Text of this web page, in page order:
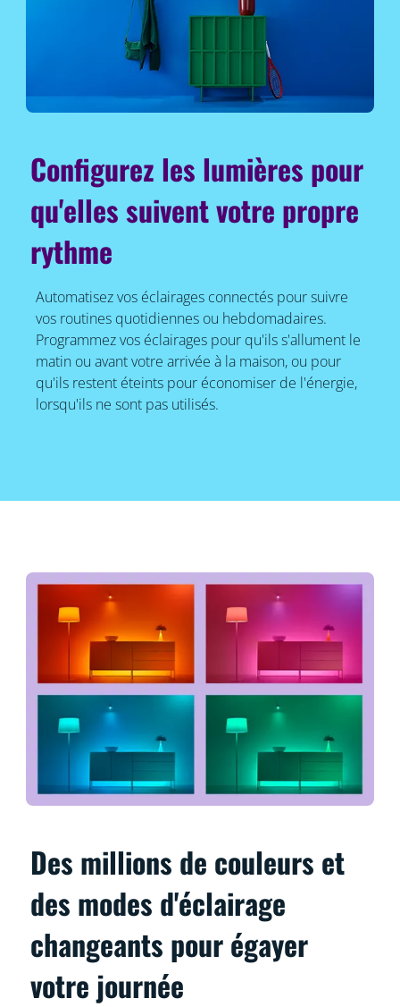
Configurez les lumières pour
qu'elles suivent votre propre
rythme
Automatisez vos éclairages connectés pour suivre
vos routines quotidiennes ou hebdomadaires.
Programmez vos éclairages pour qu'ils s'allument le
matin ou avant votre arrivée à la maison, ou pour
qu'ils restent éteints pour économiser de l'énergie,
lorsqu'ils ne sont pas utilisés.
Des millions de couleurs et
des modes d'éclairage
changeants pour égayer
votre journée